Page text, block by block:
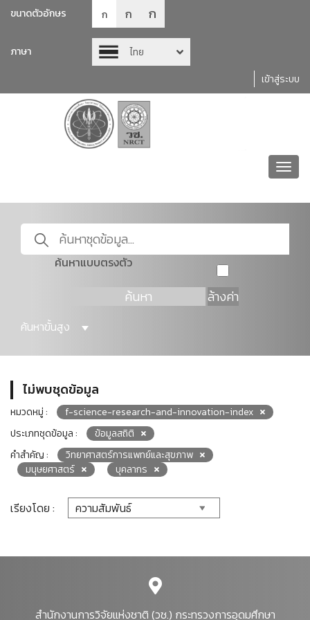
ขนาดตัวอักษร ก ก ก
ภาษา
ไทย
เข้าสู่ระบบ
ค้นหาแบบตรงตัว
ค้นหา ล้างค่า
ค้นหาขั้นสูง
ไม่พบชุดข้อมูล
หมวดหมู่ :
f-science-research-and-innovation-index
ประเภทชุดข้อมูล :
ข้อมูลสถิติ
คำสำคัญ :
วิทยาศาสตร์การแพทย์และสุขภาพ
มนุษยศาสตร์
บุคลากร
เรียงโดย :
สำนักงานการวิจัยแห่งชาติ (วช.) กระทรวงการอุดมศึกษา